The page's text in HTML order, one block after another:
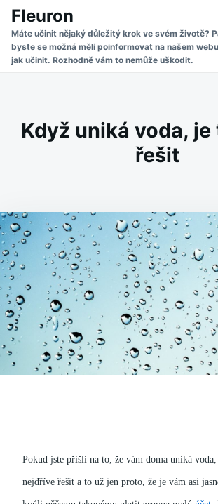
Skip
content
Search
for:
Fleuron
Máte učinit nějaký důležitý krok ve svém životě?
byste se možná měli poinformovat na našem
jak učinit. Rozhodně vám to nemůže uškodit.
Když uniká voda,
řešit
Pokud jste přišli na to, že vám doma uniká
nejdříve řešit a to už jen proto, že je vám asi